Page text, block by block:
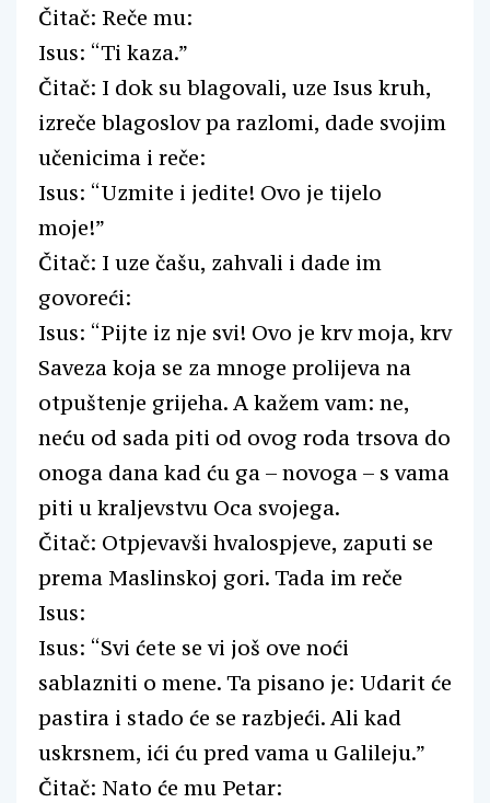
Čitač: Reče mu:
Isus: “Ti kaza.”
Čitač: I dok su blagovali, uze Isus kruh,
izreče blagoslov pa razlomi, dade svojim
učenicima i reče:
Isus: “Uzmite i jedite! Ovo je tijelo
moje!”
Čitač: I uze čašu, zahvali i dade im
govoreći:
Isus: “Pijte iz nje svi! Ovo je krv moja, krv
Saveza koja se za mnoge prolijeva na
otpuštenje grijeha. A kažem vam: ne,
neću od sada piti od ovog roda trsova do
onoga dana kad ću ga – novoga – s vama
piti u kraljevstvu Oca svojega.
Čitač: Otpjevavši hvalospjeve, zaputi se
prema Maslinskoj gori. Tada im reče
Isus:
Isus: “Svi ćete se vi još ove noći
sablazniti o mene. Ta pisano je: Udarit će
pastira i stado će se razbjeći. Ali kad
uskrsnem, ići ću pred vama u Galileju.”
Čitač: Nato će mu Petar: